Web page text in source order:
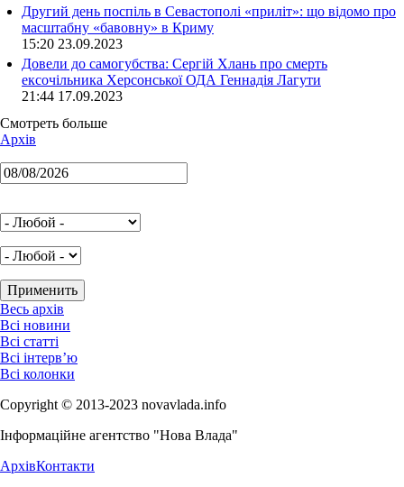
Другий день поспіль в Севастополі «приліт»: що відомо про
масштабну «бавовну» в Криму
15:20 23.09.2023
Довели до самогубства: Сергій Хлань про смерть
ексочільника Херсонської ОДА Геннадія Лагути
21:44 17.09.2023
Смотреть больше
Архів
Весь архів
Всі новини
Всі статті
Всі інтерв’ю
Всі колонки
Copyright © 2013-2023 novavlada.info
Інформаційне агентство "Нова Влада"
АрхівКонтакти